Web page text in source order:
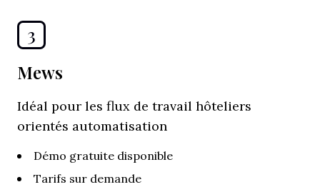
3
Mews
Idéal pour les flux de travail hôteliers
orientés automatisation
Démo gratuite disponible
Tarifs sur demande